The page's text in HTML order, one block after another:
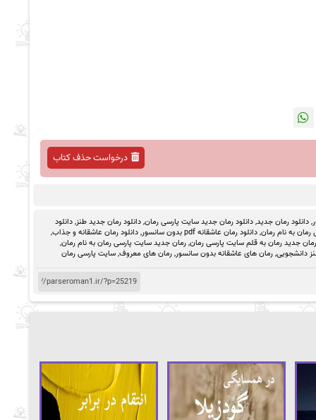
درخواست حذف کتاب
,دانلود رمان جدید,دانلود رمان جدید سایت پارسی رمان,دانلود رمان جدید طنز,دانلود
رمان به نام رمان,دانلود رمان عاشقانه pdf بدون سانسور ,دانلود رمان عاشقانه و جذاب,
رمان جدید رمان به قلم سایت پارسی رمان,رمان جدید سایت پارسی رمان به نام رمان,
دانشجویی,رمان های عاشقانه بدون سانسور,رمان های معروف,سایت پارسی رمان